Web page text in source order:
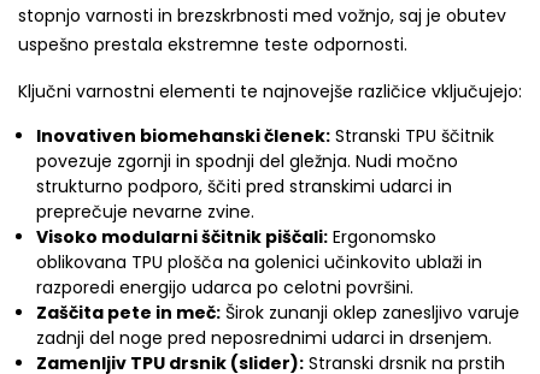
stopnjo varnosti in brezskrbnosti med vožnjo, saj je obutev
uspešno prestala ekstremne teste odpornosti.
Ključni varnostni elementi te najnovejše različice vključujejo:
Inovativen biomehanski členek: Stranski TPU ščitnik
povezuje zgornji in spodnji del gležnja. Nudi močno
strukturno podporo, ščiti pred stranskimi udarci in
preprečuje nevarne zvine.
Visoko modularni ščitnik piščali: Ergonomsko
oblikovana TPU plošča na golenici učinkovito ublaži in
razporedi energijo udarca po celotni površini.
Zaščita pete in meč: Širok zunanji oklep zanesljivo varuje
zadnji del noge pred neposrednimi udarci in drsenjem.
Zamenljiv TPU drsnik (slider): Stranski drsnik na prstih